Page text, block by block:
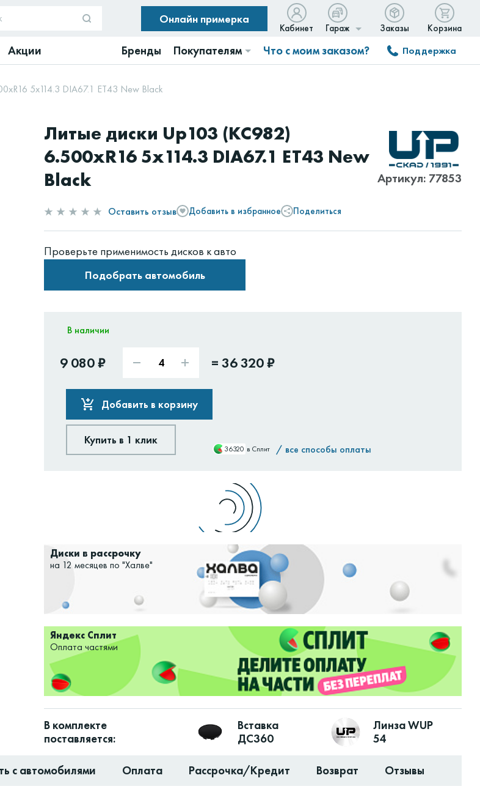
Онлайн примерка
Кабинет Гараж Заказы Корзина
Акции Бренды Покупателям Что с моим заказом? Поддержка
5x114.3 DIA67.1 ET43 New Black
Литые диски Up103 (КС982)
6.500xR16 5x114.3 DIA67.1 ET43 New
Black
Артикул: 77853
Оставить отзыв Добавить в избранное Поделиться
Проверьте применимость дисков к авто
Подобрать автомобиль
В наличии
9 080 ₽ = 36 320 ₽
Добавить в корзину
Купить в 1 клик
36320 в Сплит / все способы оплаты
Диски в рассрочку
на 12 месяцев по "Халве"
Яндекс Сплит
Оплата частями
В комплекте
поставляется:
Вставка
ДС360
Линза WUP
54
с автомобилями Оплата Рассрочка/Кредит Возврат Отзывы